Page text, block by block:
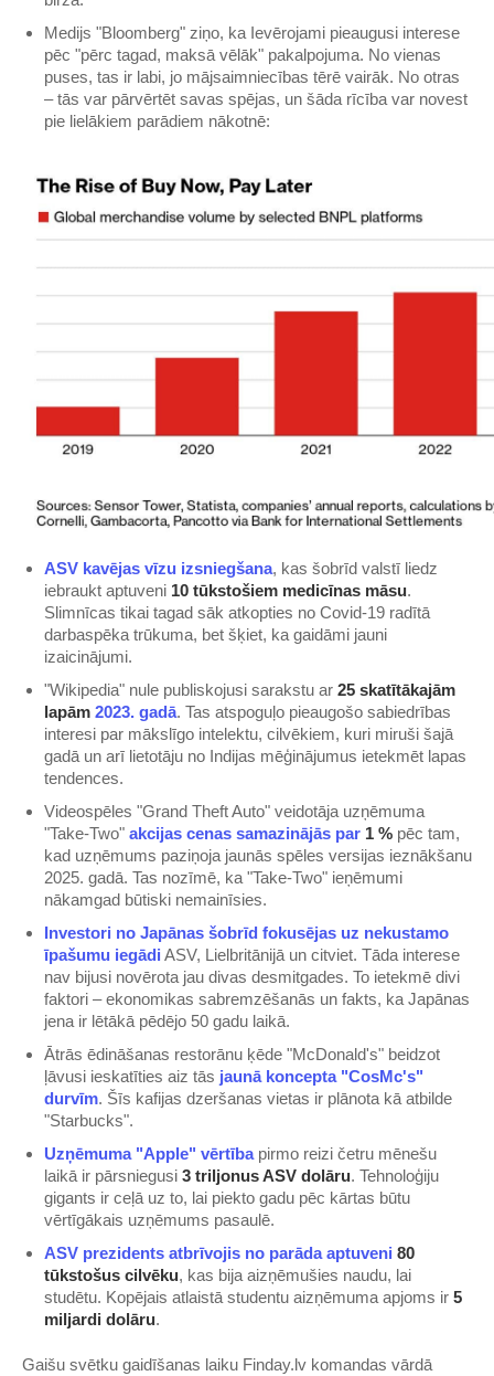
Medijs "Bloomberg" ziņo, ka Ievērojami pieaugusi interese
pēc "pērc tagad, maksā vēlāk" pakalpojuma. No vienas
puses, tas ir labi, jo mājsaimniecības tērē vairāk. No otras
– tās var pārvērtēt savas spējas, un šāda rīcība var novest
pie lielākiem parādiem nākotnē:
​ASV kavējas vīzu izsniegšana​, kas šobrīd valstī liedz
iebraukt aptuveni 10 tūkstošiem medicīnas māsu.
Slimnīcas tikai tagad sāk atkopties no Covid-19 radītā
darbaspēka trūkuma, bet šķiet, ka gaidāmi jauni
izaicinājumi.
"Wikipedia" nule publiskojusi sarakstu ar 25 skatītākajām
lapām 2023. gadā​. Tas atspoguļo pieaugošo sabiedrības
interesi par mākslīgo intelektu, cilvēkiem, kuri miruši šajā
gadā un arī lietotāju no Indijas mēģinājumus ietekmēt lapas
tendences.
Videospēles "Grand Theft Auto" veidotāja uzņēmuma
"Take-Two" ​akcijas cenas samazinājās par 1 % pēc tam,
kad uzņēmums paziņoja jaunās spēles versijas ieznākšanu
2025. gadā. Tas nozīmē, ka "Take-Two" ieņēmumi
nākamgad būtiski nemainīsies.
​Investori no Japānas šobrīd fokusējas uz nekustamo
īpašumu iegādi​ ASV, Lielbritānijā un citviet. Tāda interese
nav bijusi novērota jau divas desmitgades. To ietekmē divi
faktori – ekonomikas sabremzēšanās un fakts, ka Japānas
jena ir lētākā pēdējo 50 gadu laikā.
Ātrās ēdināšanas restorānu ķēde "McDonald's" beidzot
ļāvusi ieskatīties aiz tās ​jaunā koncepta "CosMc's"
durvīm​. Šīs kafijas dzeršanas vietas ir plānota kā atbilde
"Starbucks".
​Uzņēmuma "Apple" vērtība​pirmo reizi četru mēnešu
laikā ir pārsniegusi 3 triljonus ASV dolāru. Tehnoloģiju
gigants ir ceļā uz to, lai piekto gadu pēc kārtas būtu
vērtīgākais uzņēmums pasaulē.
​ASV prezidents atbrīvojis no parāda aptuveni 80
tūkstošus cilvēku, kas bija aizņēmušies naudu, lai
studētu. Kopējais atlaistā studentu aizņēmuma apjoms ir 5
miljardi dolāru.
Gaišu svētku gaidīšanas laiku Finday.lv komandas vārdā